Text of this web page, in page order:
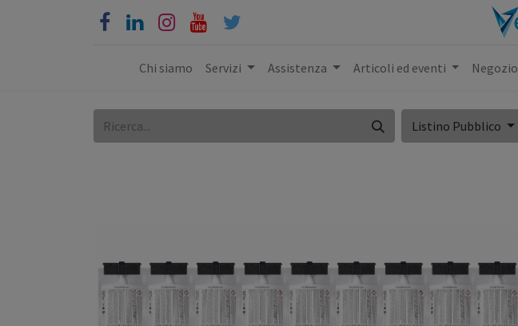
Chi siamo Servizi Assistenza Articoli ed eventi Negozio
Listino Pubblico